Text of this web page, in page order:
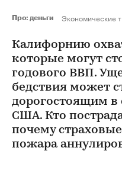
Про: деньги Экономические
Калифорнию
которые могут
годового ВВП.
бедствия может
дорогостоящим в
США. Кто
почему
пожара